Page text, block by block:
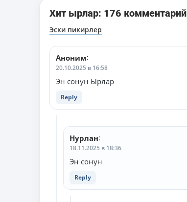
Хит ырлар: 176 комментарий
Эски пикирлер
Аноним:
20.10.2025 в 16:58
Эн сонун Ырлар
Reply
Нурлан:
18.11.2025 в 18:36
Эн сонун
Reply